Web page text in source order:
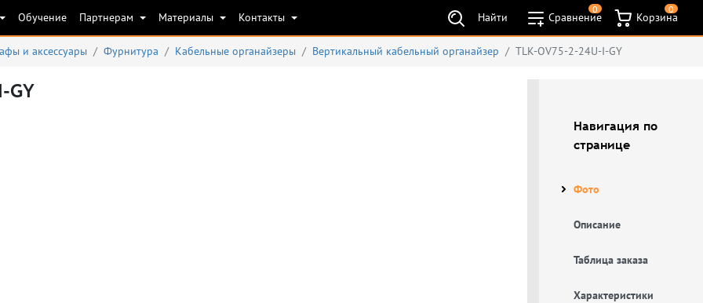
Обучение Партнерам Материалы Контакты Найти Сравнение
0
Корзина
0
и аксеcсуары Фурнитура Кабельные органайзеры Вертикальный кабельный органайзер TLK-OV75-2-24U-I-GY
GY
Навигация по
странице
Фото
Описание
Таблица заказа
Характеристики